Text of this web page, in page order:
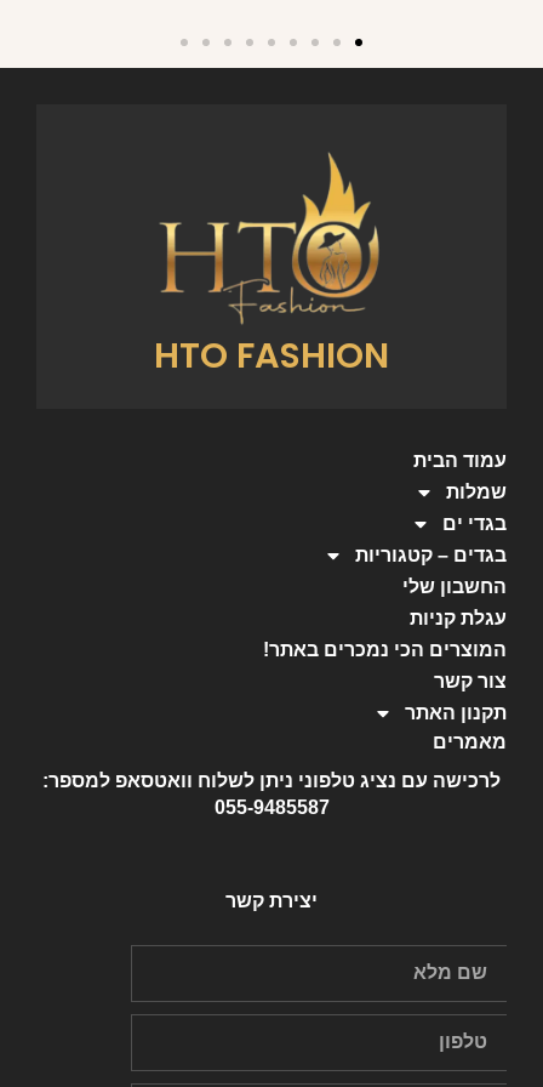
HTO FASHION
עמוד הבית
שמלות
בגדי ים
בגדים – קטגוריות
החשבון שלי
עגלת קניות
המוצרים הכי נמכרים באתר!
צור קשר
תקנון האתר
מאמרים
לרכישה עם נציג טלפוני ניתן לשלוח וואטסאפ למספר:
055-9485587
יצירת קשר